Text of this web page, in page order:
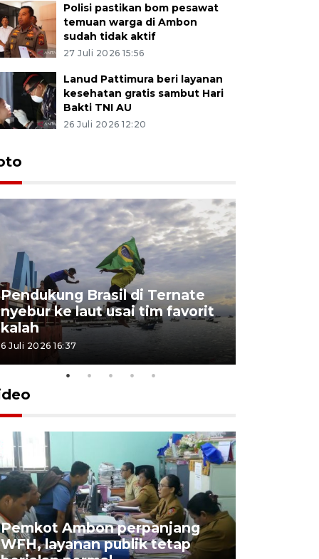
Polisi pastikan bom pesawat
temuan warga di Ambon
sudah tidak aktif
27 Juli 2026 15:56
Lanud Pattimura beri layanan
kesehatan gratis sambut Hari
Bakti TNI AU
26 Juli 2026 12:20
Pendukung Brasil di Ternate
nyebur ke laut usai tim favorit
kalah
6 Juli 2026 16:37
Pemkot Ambon perpanjang
WFH, layanan publik tetap